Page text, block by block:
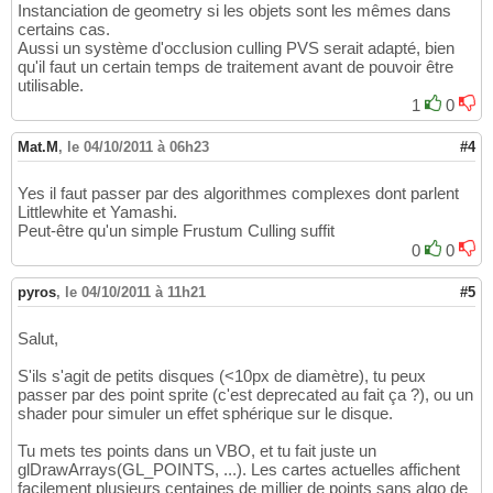
Instanciation de geometry si les objets sont les mêmes dans
certains cas.
Aussi un système d'occlusion culling PVS serait adapté, bien
qu'il faut un certain temps de traitement avant de pouvoir être
utilisable.
1
0
Mat.M , le 04/10/2011 à 06h23 #4
Yes il faut passer par des algorithmes complexes dont parlent
Littlewhite et Yamashi.
Peut-être qu'un simple Frustum Culling suffit
0
0
pyros, le 04/10/2011 à 11h21 #5
Salut,
S'ils s'agit de petits disques (<10px de diamètre), tu peux
passer par des point sprite (c'est deprecated au fait ça ?), ou un
shader pour simuler un effet sphérique sur le disque.
Tu mets tes points dans un VBO, et tu fait juste un
glDrawArrays(GL_POINTS, ...). Les cartes actuelles affichent
facilement plusieurs centaines de millier de points sans algo de